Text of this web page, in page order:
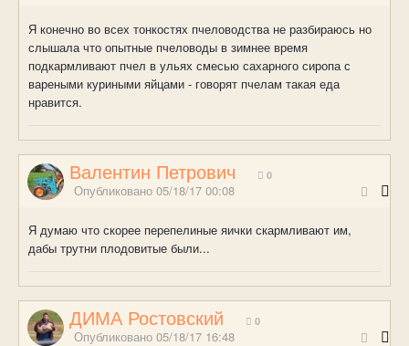
Я конечно во всех тонкостях пчеловодства не разбираюсь но
слышала что опытные пчеловоды в зимнее время
подкармливают пчел в ульях смесью сахарного сиропа с
вареными куриными яйцами - говорят пчелам такая еда
нравится.
Валентин Петрович 0
Опубликовано 05/18/17 00:08
Я думаю что скорее перепелиные яички скармливают им,
дабы трутни плодовитые были...
ДИМА Ростовский 0
Опубликовано 05/18/17 16:48